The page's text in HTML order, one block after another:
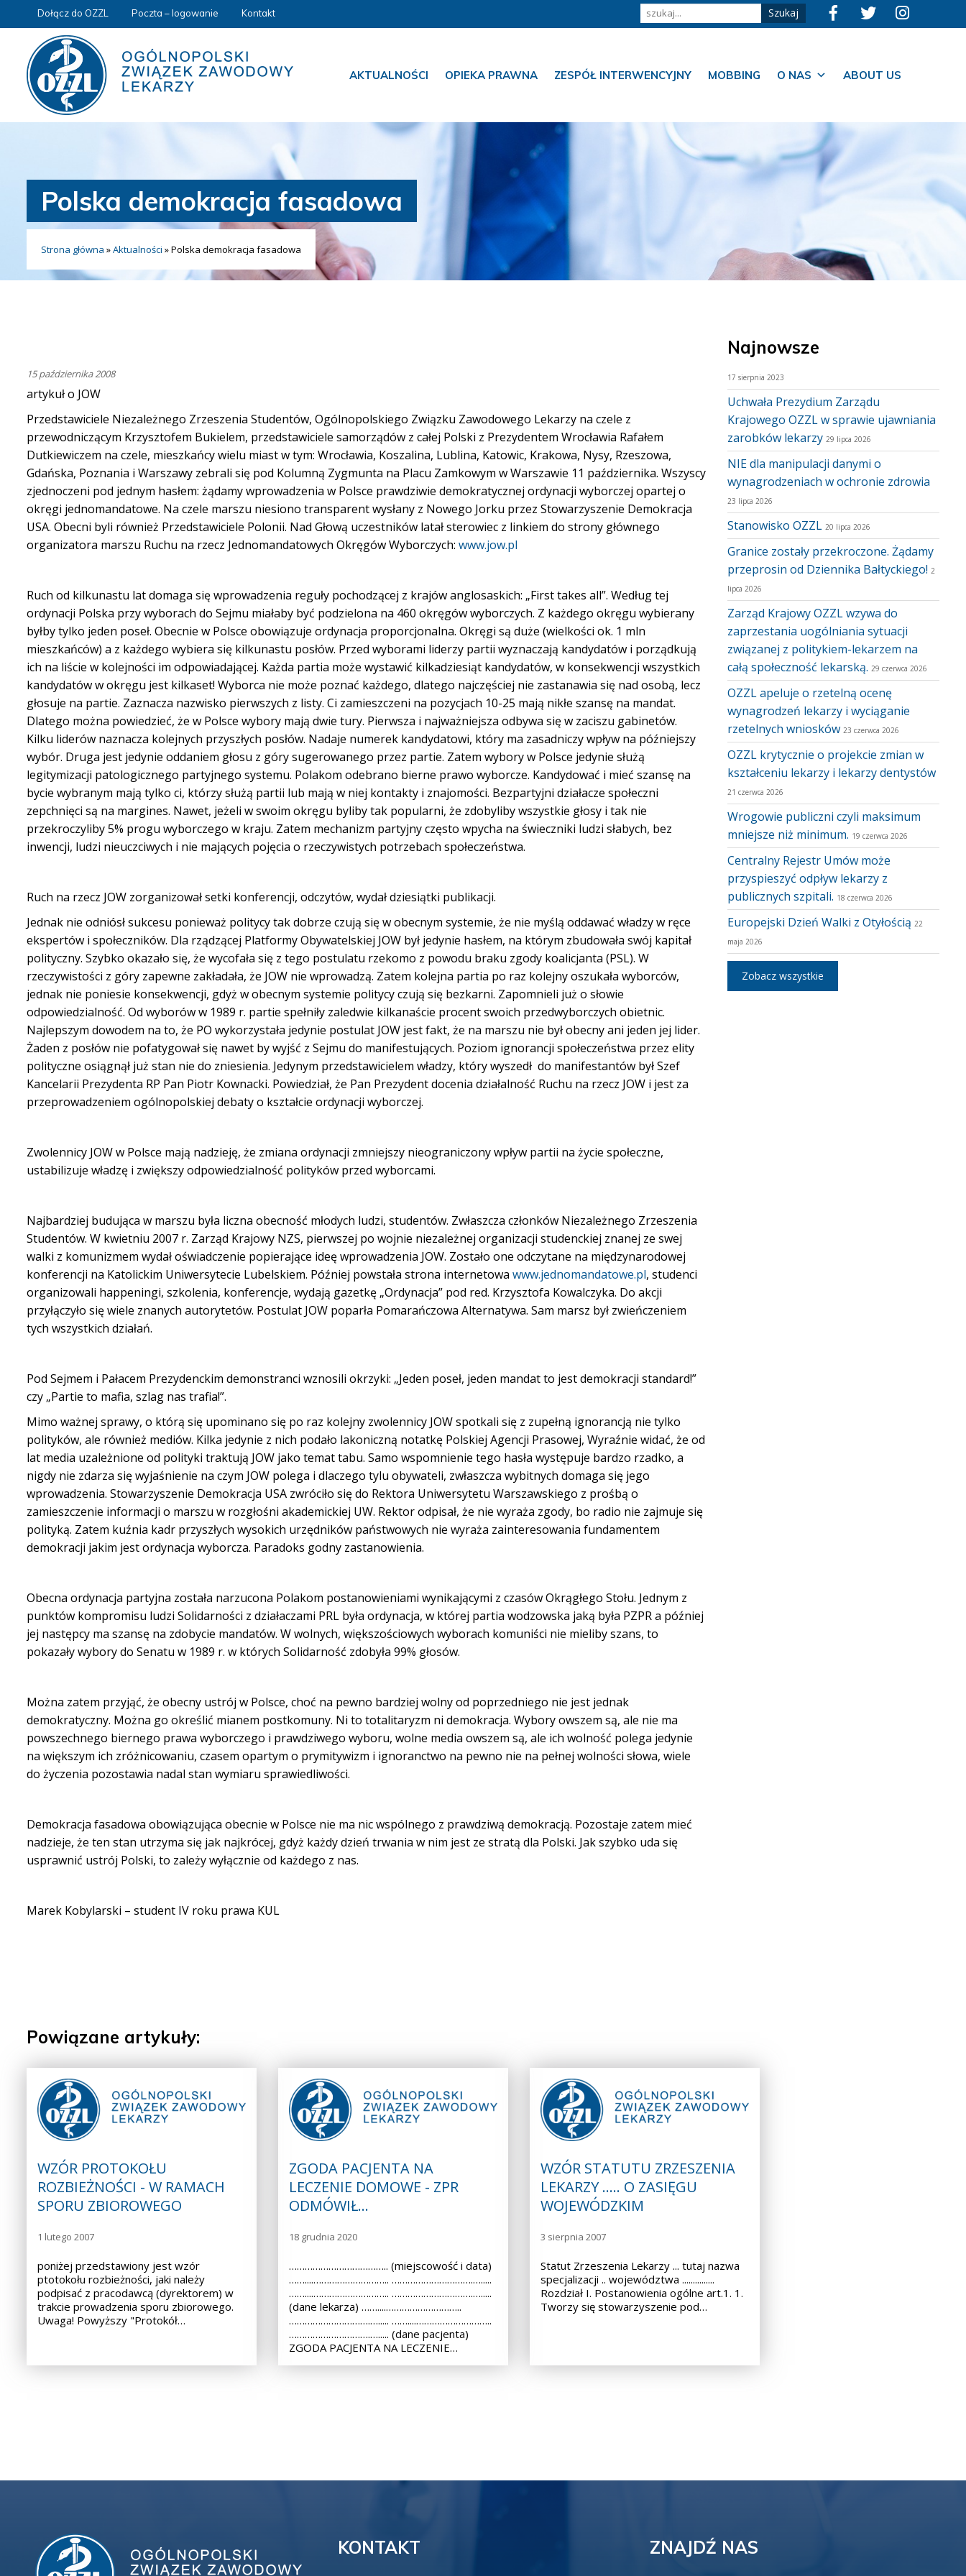
Dołącz do OZZL Poczta – logowanie Kontakt
AKTUALNOŚCI OPIEKA PRAWNA ZESPÓŁ INTERWENCYJNY MOBBING O NAS ABOUT US
Polska demokracja fasadowa
Strona główna »Aktualności »Polska demokracja fasadowa
15 października 2008
artykuł o JOW
Przedstawiciele Niezależnego Zrzeszenia Studentów, Ogólnopolskiego Związku Zawodowego Lekarzy na czele z
przewodniczącym Krzysztofem Bukielem, przedstawiciele samorządów z całej Polski z Prezydentem Wrocławia Rafałem
Dutkiewiczem na czele, mieszkańcy wielu miast w tym: Wrocławia, Koszalina, Lublina, Katowic, Krakowa, Nysy, Rzeszowa,
Gdańska, Poznania i Warszawy zebrali się pod Kolumną Zygmunta na Placu Zamkowym w Warszawie 11 października. Wszyscy
zjednoczeni pod jednym hasłem: żądamy wprowadzenia w Polsce prawdziwie demokratycznej ordynacji wyborczej opartej o
okręgi jednomandatowe. Na czele marszu niesiono transparent wysłany z Nowego Jorku przez Stowarzyszenie Demokracja
USA. Obecni byli również Przedstawiciele Polonii. Nad Głową uczestników latał sterowiec z linkiem do strony głównego
organizatora marszu Ruchu na rzecz Jednomandatowych Okręgów Wyborczych: www.jow.pl
Ruch od kilkunastu lat domaga się wprowadzenia reguły pochodzącej z krajów anglosaskich: „First takes all”. Według tej
ordynacji Polska przy wyborach do Sejmu miałaby być podzielona na 460 okręgów wyborczych. Z każdego okręgu wybierany
byłby tylko jeden poseł. Obecnie w Polsce obowiązuje ordynacja proporcjonalna. Okręgi są duże (wielkości ok. 1 mln
mieszkańców) a z każdego wybiera się kilkunastu posłów. Przed wyborami liderzy partii wyznaczają kandydatów i porządkują
ich na liście w kolejności im odpowiadającej. Każda partia może wystawić kilkadziesiąt kandydatów, w konsekwencji wszystkich
kandydatów w okręgu jest kilkaset! Wyborca nie może poznać każdego, dlatego najczęściej nie zastanawia się nad osobą, lecz
głosuje na partie. Zaznacza nazwisko pierwszych z listy. Ci zamieszczeni na pozycjach 10-25 mają nikłe szansę na mandat.
Dlatego można powiedzieć, że w Polsce wybory mają dwie tury. Pierwsza i najważniejsza odbywa się w zaciszu gabinetów.
Kilku liderów naznacza kolejnych przyszłych posłów. Nadaje numerek kandydatowi, który ma zasadniczy wpływ na późniejszy
wybór. Druga jest jedynie oddaniem głosu z góry sugerowanego przez partie. Zatem wybory w Polsce jedynie służą
legitymizacji patologicznego partyjnego systemu. Polakom odebrano bierne prawo wyborcze. Kandydować i mieć szansę na
bycie wybranym mają tylko ci, którzy służą partii lub mają w niej kontakty i znajomości. Bezpartyjni działacze społeczni
zepchnięci są na margines. Nawet, jeżeli w swoim okręgu byliby tak popularni, że zdobyliby wszystkie głosy i tak nie
przekroczyliby 5% progu wyborczego w kraju. Zatem mechanizm partyjny często wpycha na świeczniki ludzi słabych, bez
inwencji, ludzi nieuczciwych i nie mających pojęcia o rzeczywistych potrzebach społeczeństwa.
Ruch na rzecz JOW zorganizował setki konferencji, odczytów, wydał dziesiątki publikacji.
Jednak nie odniósł sukcesu ponieważ politycy tak dobrze czują się w obecnym systemie, że nie myślą oddawać władzy w ręce
ekspertów i społeczników. Dla rządzącej Platformy Obywatelskiej JOW był jedynie hasłem, na którym zbudowała swój kapitał
polityczny. Szybko okazało się, że wycofała się z tego postulatu rzekomo z powodu braku zgody koalicjanta (PSL). W
rzeczywistości z góry zapewne zakładała, że JOW nie wprowadzą. Zatem kolejna partia po raz kolejny oszukała wyborców,
jednak nie poniesie konsekwencji, gdyż w obecnym systemie politycy czują się bezkarni. Zapomnieli już o słowie
odpowiedzialność. Od wyborów w 1989 r. partie spełniły zaledwie kilkanaście procent swoich przedwyborczych obietnic.
Najlepszym dowodem na to, że PO wykorzystała jedynie postulat JOW jest fakt, że na marszu nie był obecny ani jeden jej lider.
Żaden z posłów nie pofatygował się nawet by wyjść z Sejmu do manifestujących. Poziom ignorancji społeczeństwa przez elity
polityczne osiągnął już stan nie do zniesienia. Jedynym przedstawicielem władzy, który wyszedł do manifestantów był Szef
Kancelarii Prezydenta RP Pan Piotr Kownacki. Powiedział, że Pan Prezydent docenia działalność Ruchu na rzecz JOW i jest za
przeprowadzeniem ogólnopolskiej debaty o kształcie ordynacji wyborczej.
Zwolennicy JOW w Polsce mają nadzieję, że zmiana ordynacji zmniejszy nieograniczony wpływ partii na życie społeczne,
ustabilizuje władzę i zwiększy odpowiedzialność polityków przed wyborcami.
Najbardziej budująca w marszu była liczna obecność młodych ludzi, studentów. Zwłaszcza członków Niezależnego Zrzeszenia
Studentów. W kwietniu 2007 r. Zarząd Krajowy NZS, pierwszej po wojnie niezależnej organizacji studenckiej znanej ze swej
walki z komunizmem wydał oświadczenie popierające ideę wprowadzenia JOW. Zostało one odczytane na międzynarodowej
konferencji na Katolickim Uniwersytecie Lubelskiem. Później powstała strona internetowa www.jednomandatowe.pl, studenci
organizowali happeningi, szkolenia, konferencje, wydają gazetkę „Ordynacja” pod red. Krzysztofa Kowalczyka. Do akcji
przyłączyło się wiele znanych autorytetów. Postulat JOW poparła Pomarańczowa Alternatywa. Sam marsz był zwieńczeniem
tych wszystkich działań.
Pod Sejmem i Pałacem Prezydenckim demonstranci wznosili okrzyki: „Jeden poseł, jeden mandat to jest demokracji standard!”
czy „Partie to mafia, szlag nas trafia!”.
Mimo ważnej sprawy, o którą się upominano się po raz kolejny zwolennicy JOW spotkali się z zupełną ignorancją nie tylko
polityków, ale również mediów. Kilka jedynie z nich podało lakoniczną notatkę Polskiej Agencji Prasowej, Wyraźnie widać, że od
lat media uzależnione od polityki traktują JOW jako temat tabu. Samo wspomnienie tego hasła występuje bardzo rzadko, a
nigdy nie zdarza się wyjaśnienie na czym JOW polega i dlaczego tylu obywateli, zwłaszcza wybitnych domaga się jego
wprowadzenia. Stowarzyszenie Demokracja USA zwróciło się do Rektora Uniwersytetu Warszawskiego z prośbą o
zamieszczenie informacji o marszu w rozgłośni akademickiej UW. Rektor odpisał, że nie wyraża zgody, bo radio nie zajmuje się
polityką. Zatem kuźnia kadr przyszłych wysokich urzędników państwowych nie wyraża zainteresowania fundamentem
demokracji jakim jest ordynacja wyborcza. Paradoks godny zastanowienia.
Obecna ordynacja partyjna została narzucona Polakom postanowieniami wynikającymi z czasów Okrągłego Stołu. Jednym z
punktów kompromisu ludzi Solidarności z działaczami PRL była ordynacja, w której partia wodzowska jaką była PZPR a później
jej następcy ma szansę na zdobycie mandatów. W wolnych, większościowych wyborach komuniści nie mieliby szans, to
pokazały wybory do Senatu w 1989 r. w których Solidarność zdobyła 99% głosów.
Można zatem przyjąć, że obecny ustrój w Polsce, choć na pewno bardziej wolny od poprzedniego nie jest jednak
demokratyczny. Można go określić mianem postkomuny. Ni to totalitaryzm ni demokracja. Wybory owszem są, ale nie ma
powszechnego biernego prawa wyborczego i prawdziwego wyboru, wolne media owszem są, ale ich wolność polega jedynie
na większym ich zróżnicowaniu, czasem opartym o prymitywizm i ignoranctwo na pewno nie na pełnej wolności słowa, wiele
do życzenia pozostawia nadal stan wymiaru sprawiedliwości.
Demokracja fasadowa obowiązująca obecnie w Polsce nie ma nic wspólnego z prawdziwą demokracją. Pozostaje zatem mieć
nadzieje, że ten stan utrzyma się jak najkrócej, gdyż każdy dzień trwania w nim jest ze stratą dla Polski. Jak szybko uda się
usprawnić ustrój Polski, to zależy wyłącznie od każdego z nas.
Marek Kobylarski – student IV roku prawa KUL
Najnowsze
17 sierpnia 2023
Uchwała Prezydium Zarządu
Krajowego OZZL w sprawie ujawniania
zarobków lekarzy 29 lipca 2026
NIE dla manipulacji danymi o
wynagrodzeniach w ochronie zdrowia
23 lipca 2026
Stanowisko OZZL 20 lipca 2026
Granice zostały przekroczone. Żądamy
przeprosin od Dziennika Bałtyckiego! 2
lipca 2026
Zarząd Krajowy OZZL wzywa do
zaprzestania uogólniania sytuacji
związanej z politykiem-lekarzem na
całą społeczność lekarską. 29 czerwca 2026
OZZL apeluje o rzetelną ocenę
wynagrodzeń lekarzy i wyciąganie
rzetelnych wniosków 23 czerwca 2026
OZZL krytycznie o projekcie zmian w
kształceniu lekarzy i lekarzy dentystów
21 czerwca 2026
Wrogowie publiczni czyli maksimum
mniejsze niż minimum. 19 czerwca 2026
Centralny Rejestr Umów może
przyspieszyć odpływ lekarzy z
publicznych szpitali. 18 czerwca 2026
Europejski Dzień Walki z Otyłością 22
maja 2026
Zobacz wszystkie
Powiązane artykuły:
WZÓR PROTOKOŁU
ROZBIEŻNOŚCI - W RAMACH
SPORU ZBIOROWEGO
1 lutego 2007
poniżej przedstawiony jest wzór
ptotokołu rozbieżności, jaki należy
podpisać z pracodawcą (dyrektorem) w
trakcie prowadzenia sporu zbiorowego.
Uwaga! Powyższy "Protokół…
ZGODA PACJENTA NA
LECZENIE DOMOWE - ZPR
ODMÓWIŁ…
18 grudnia 2020
……………………………….. (miejscowość i data)
……....……………………….. ………………………….….....
……....……………………….. ………………………….….....
(dane lekarza) ……....………………………..
………………………….…..... ……....………………………..
………………………….…..... (dane pacjenta)
ZGODA PACJENTA NA LECZENIE…
WZÓR STATUTU ZRZESZENIA
LEKARZY ..... O ZASIĘGU
WOJEWÓDZKIM
3 sierpnia 2007
Statut Zrzeszenia Lekarzy ... tutaj nazwa
specjalizacji .. województwa ...............
Rozdział I. Postanowienia ogólne art.1. 1.
Tworzy się stowarzyszenie pod…
KONTAKT ZNAJDŹ NAS